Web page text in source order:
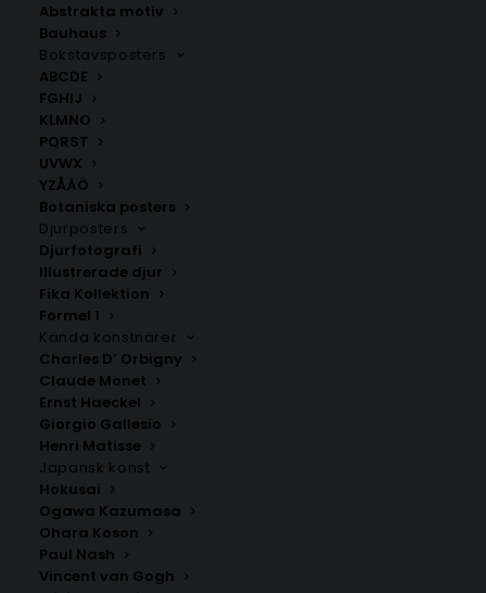
Abstrakta motiv
Bauhaus
Bokstavsposters
ABCDE
FGHIJ
KLMNO
PQRST
UVWX
YZÅÄÖ
Botaniska posters
Djurposters
Djurfotografi
Illustrerade djur
Fika Kollektion
Formel 1
Kända konstnärer
Charles D’ Orbigny
Claude Monet
Ernst Haeckel
Giorgio Gallesio
Henri Matisse
Japansk konst
Hokusai
Ogawa Kazumasa
Ohara Koson
Paul Nash
Vincent van Gogh
ANDRA KÖPTE ÄVEN
Foča
Fr.200.00